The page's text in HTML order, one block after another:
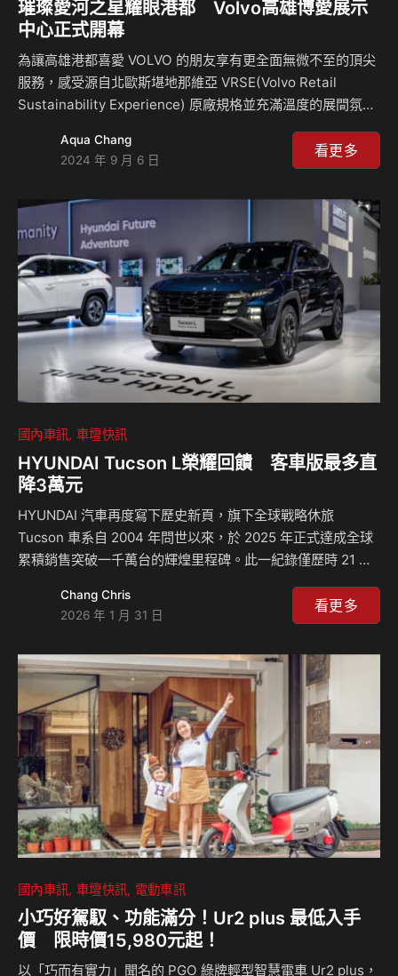
璀璨愛河之星耀眼港都 Volvo高雄博愛展示
中心正式開幕
為讓高雄港都喜愛 VOLVO 的朋友享有更全面無微不至的頂尖
服務，感受源自北歐斯堪地那維亞 VRSE(Volvo Retail
Sustainability Experience) 原廠規格並充滿溫度的展間氛
務中心今日正式從「心」出發，呈現出耀眼丰采的愛河之星，
用賓至如歸的呵護來滿足所有喜愛 VOLVO 的車迷朋友與車主
陸觀光景點─愛河之心，此一高雄最新的地標帶來便捷的交通
網絡與人潮。為讓蒞臨佳賓都能有如在家一般的舒適與自在，
總占地近 2000 平方公尺的新車展示中心特別重新規…
Aqua Chang
2024 年 9 月 6 日
看更多
國內車訊 車壇快訊
HYUNDAI Tucson L榮耀回饋 客車版最多直
降3萬元
HYUNDAI 汽車再度寫下歷史新頁，旗下全球戰略休旅
Tucson 車系自 2004 年問世以來，於 2025 年正式達成全球
累積銷售突破一千萬台的輝煌里程碑。此一紀錄僅歷時 21 年
耗時 24 年與 31 年的紀錄，更榮登 HYUNDAI 品牌史上「最
速突破千萬全球銷售」的 SUV 車系代表作。 全新世代
藉前衛的 Sensuous Sportiness 設計語彙、先進油電動力科
技與同級領先的智慧安全系統，於 2023 至 2025 年間連續三
年穩居「全球最暢…
Chang Chris
2026 年 1 月 31 日
看更多
國內車訊 車壇快訊 電動車訊
小巧好駕馭、功能滿分！Ur2 plus 最低入手
價 限時價15,980元起！
以「巧而有實力」聞名的 PGO 綠牌輕型智慧電車 Ur2 plus，